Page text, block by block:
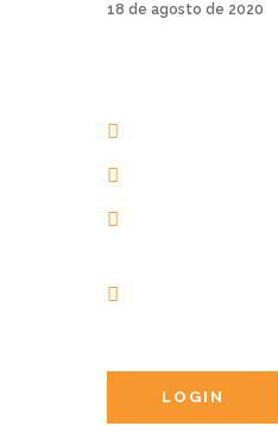
18 de agosto de 2020
LOGIN